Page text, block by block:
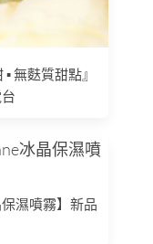
無麩質甜點』
濕噴霧】新品